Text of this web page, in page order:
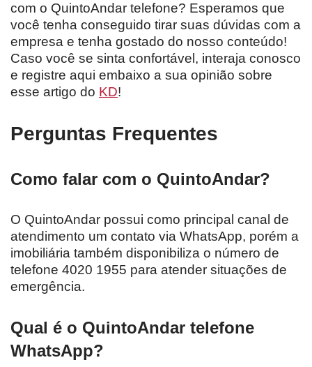
com o QuintoAndar telefone? Esperamos que
você tenha conseguido tirar suas dúvidas com a
empresa e tenha gostado do nosso conteúdo!
Caso você se sinta confortável, interaja conosco
e registre aqui embaixo a sua opinião sobre
esse artigo do KD!
Perguntas Frequentes
Como falar com o QuintoAndar?
O QuintoAndar possui como principal canal de
atendimento um contato via WhatsApp, porém a
imobiliária também disponibiliza o número de
telefone 4020 1955 para atender situações de
emergência.
Qual é o QuintoAndar telefone
WhatsApp?